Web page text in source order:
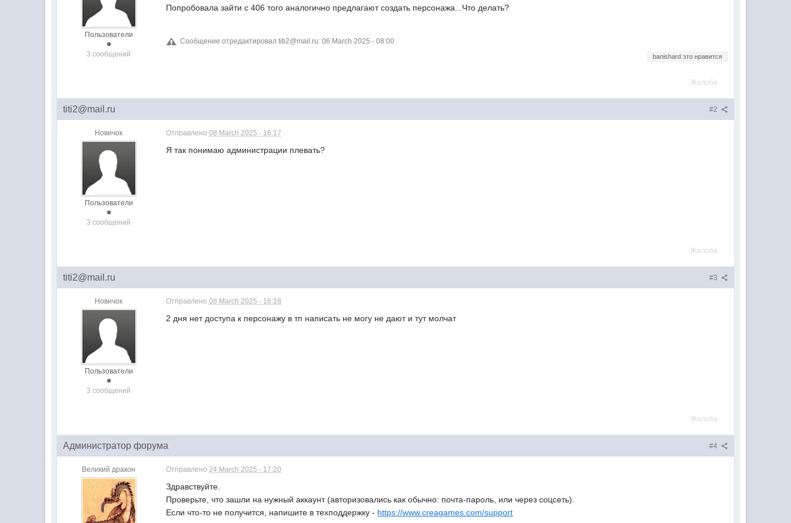
Пользователи
3 сообщений
Попробовала зайти с 406 того аналогично предлагают создать персонажа...Что делать?
Сообщение отредактировал titi2@mail.ru: 06 March 2025 - 08:00
banishard это нравится
Жалоба
#2
titi2@mail.ru
Новичок
Пользователи
3 сообщений
Отправлено08 March 2025 - 16:17
Я так понимаю администрации плевать?
Жалоба
#3
titi2@mail.ru
Новичок
Пользователи
3 сообщений
Отправлено08 March 2025 - 16:18
2 дня нет доступа к персонажу в тп написать не могу не дают и тут молчат
Жалоба
#4
Администратор форума
Великий дракон Отправлено24 March 2025 - 17:20
Здравствуйте.
Проверьте, что зашли на нужный аккаунт (авторизовались как обычно: почта-пароль, или через соцсеть).
Если что-то не получится, напишите в техподдержку - https://www.creagames.com/support